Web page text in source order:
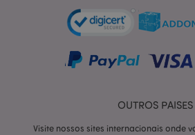
OUTROS PAISES
Visite nossos sites internacionais onde